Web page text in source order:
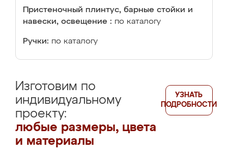
Пристеночный плинтус, барные стойки и
навески, освещение : по каталогу
Ручки: по каталогу
Изготовим по
индивидуальному
проекту:
любые размеры, цвета
и материалы
УЗНАТЬ
ПОДРОБНОСТИ